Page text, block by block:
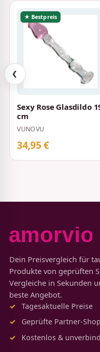
❮
★ Bestpreis
Sexy Rose Glasdildo
cm
VUNOVU
34,95 €
Dein Preisvergleich für
Produkte von geprüften
Vergleiche in Sekunden
beste Angebot.
Tagesaktuelle Preise
Geprüfte Partner-
Kostenlos &